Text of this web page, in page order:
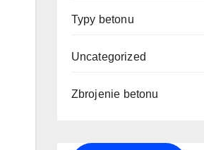
Typy betonu
Uncategorized
Zbrojenie betonu